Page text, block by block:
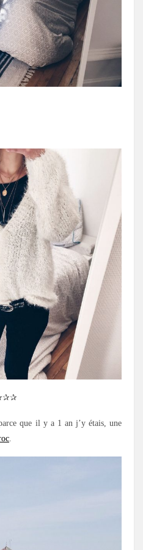
que il y a 1 an j’y étais, une